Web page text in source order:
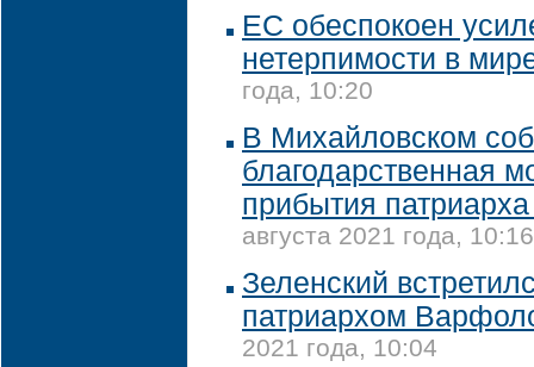
ЕС обеспокоен
нетерпимости в
года, 10:20
В Михайловском
благодарственная
прибытия
августа 2021 года, 10:16
Зеленский
патриархом
2021 года, 10:04